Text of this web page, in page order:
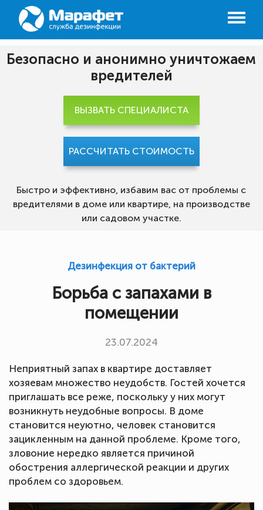
Безопасно и анонимно уничтожаем
вредителей
Быстро и эффективно, избавим вас от проблемы с
вредителями в доме или квартире, на производстве
или садовом участке.
ВЫЗВАТЬ СПЕЦИАЛИСТА
РАССЧИТАТЬ СТОИМОСТЬ
Дезинфекция от бактерий
Борьба с запахами в
помещении
23.07.2024
Неприятный запах в квартире доставляет
хозяевам множество неудобств. Гостей хочется
приглашать все реже, поскольку у них могут
возникнуть неудобные вопросы. В доме
становится неуютно, человек становится
зацикленным на данной проблеме. Кроме того,
зловоние нередко является причиной
обострения аллергической реакции и других
проблем со здоровьем.